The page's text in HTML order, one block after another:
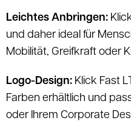
Leichtes Anbringen:
und daher ideal für
Mobilität, Greifkraft oder
Logo-Design: Klick Fast
Farben erhältlich und
oder Ihrem Corporate